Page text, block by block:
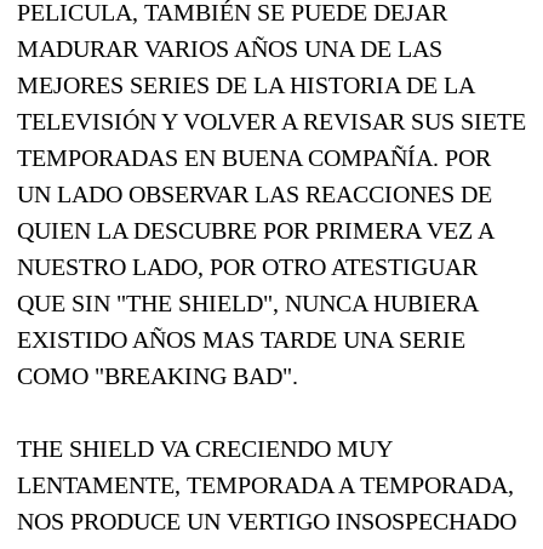
PELICULA, TAMBIÉN SE PUEDE DEJAR
MADURAR VARIOS AÑOS UNA DE LAS
MEJORES SERIES DE LA HISTORIA DE LA
TELEVISIÓN Y VOLVER A REVISAR SUS SIETE
TEMPORADAS EN BUENA COMPAÑÍA. POR
UN LADO OBSERVAR LAS REACCIONES DE
QUIEN LA DESCUBRE POR PRIMERA VEZ A
NUESTRO LADO, POR OTRO ATESTIGUAR
QUE SIN "THE SHIELD", NUNCA HUBIERA
EXISTIDO AÑOS MAS TARDE UNA SERIE
COMO "BREAKING BAD".
THE SHIELD VA CRECIENDO MUY
LENTAMENTE, TEMPORADA A TEMPORADA,
NOS PRODUCE UN VERTIGO INSOSPECHADO